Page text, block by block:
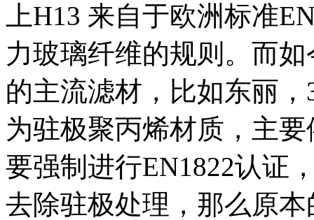
上H13 来自于欧洲标准
力玻璃纤维的规则。而
的主流滤材，比如东丽
为驻极聚丙烯材质，主
要强制进行EN1822认证
去除驻极处理，那么原